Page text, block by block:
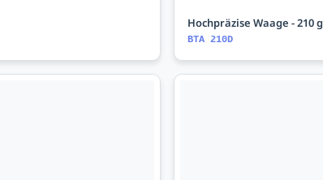
Hochpräzise Waage - 210 g
BTA 210D